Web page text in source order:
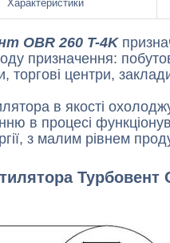
Характеристики
OBR 260 T-4K
призначення:
центри,
в якості
в процесі
з малим рівнем
Турбовент